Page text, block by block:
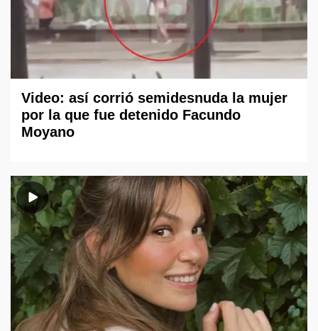
Video: así corrió semidesnuda la mujer
por la que fue detenido Facundo
Moyano